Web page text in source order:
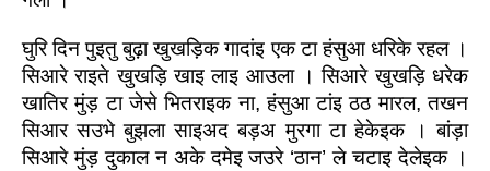
घुरि दिन पुइतु बुढ़ा खुखड़िक गादांइ एक टा हंसुआ धरिके रहल ।
सिआरे राइते खुखड़ि खाइ लाइ आउला । सिआरे खुखड़ि धरेक
खातिर मुंड़ टा जेसे भितराइक ना, हंसुआ टांइ ठठ मारल, तखन
सिआर सउभे बुझला साइअद बड़अ मुरगा टा हेकेइक । बांड़ा
सिआरे मुंड़ दुकाल न अके दमेइ जउरे ‘ठान’ ले चटाइ देलेइक ।